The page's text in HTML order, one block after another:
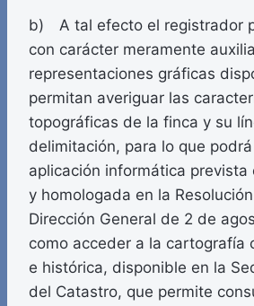
b) A tal efecto el registrador
con carácter meramente
representaciones gráficas
permitan averiguar las
topográficas de la finca y su
delimitación, para lo que
aplicación informática prevista
y homologada en la
Dirección General de 2 de
como acceder a la cartografía
e histórica, disponible en la
del Catastro, que permite